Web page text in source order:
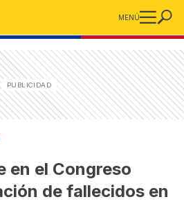
MENÚ
en el Congreso
de fallecidos en